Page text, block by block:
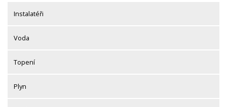
Instalatéři
Voda
Topení
Plyn